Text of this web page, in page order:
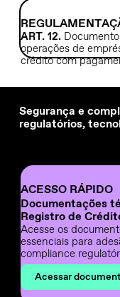
ART. 12.Documento
operações de
crédito com
Segurança e
regulatórios,
ACESSO RÁPIDO
Documentações
Registro de
Acesse os
essenciais para
compliance
Acessar